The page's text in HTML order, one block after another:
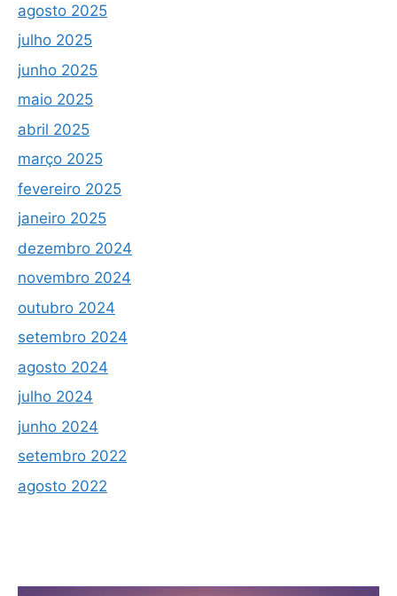
agosto 2025
julho 2025
junho 2025
maio 2025
abril 2025
março 2025
fevereiro 2025
janeiro 2025
dezembro 2024
novembro 2024
outubro 2024
setembro 2024
agosto 2024
julho 2024
junho 2024
setembro 2022
agosto 2022